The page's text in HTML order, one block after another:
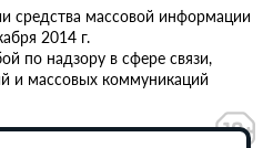
средства массовой информации
2014 г.
по надзору в сфере связи,
и массовых коммуникаций
персональных данных